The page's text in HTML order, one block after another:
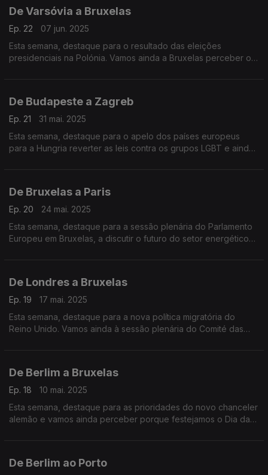
De Varsóvia a Bruxelas
Ep. 22
07 jun. 2025
Esta semana, destaque para o resultado das eleições
presidenciais na Polónia. Vamos ainda a Bruxelas perceber os
De Budapeste a Zagreb
Ep. 21
31 mai. 2025
Esta semana, destaque para o apelo dos países europeus
para a Hungria reverter as leis contra os grupos LGBT e ainda
De Bruxelas a Paris
Ep. 20
24 mai. 2025
Esta semana, destaque para a sessão plenária do Parlamento
Europeu em Bruxelas, a discutir o futuro do setor energético
De Londres a Bruxelas
Ep. 19
17 mai. 2025
Esta semana, destaque para a nova política migratória do
Reino Unido. Vamos ainda à sessão plenária do Comité das
De Berlim a Bruxelas
Ep. 18
10 mai. 2025
Esta semana, destaque para as prioridades do novo chanceler
alemão e vamos ainda perceber porque festejamos o Dia da
De Berlim ao Porto